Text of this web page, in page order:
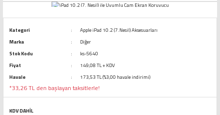
Kategori
Apple iPad 10.2 (7.Nesil) Aksesuarları
Marka
Diğer
Stok Kodu
ks-5640
Fiyat
149,08 TL + KDV
Havale
173,53 TL (%3,00 havale indirimi)
*33,26 TL den başlayan taksitlerle!
KDV DAHİL